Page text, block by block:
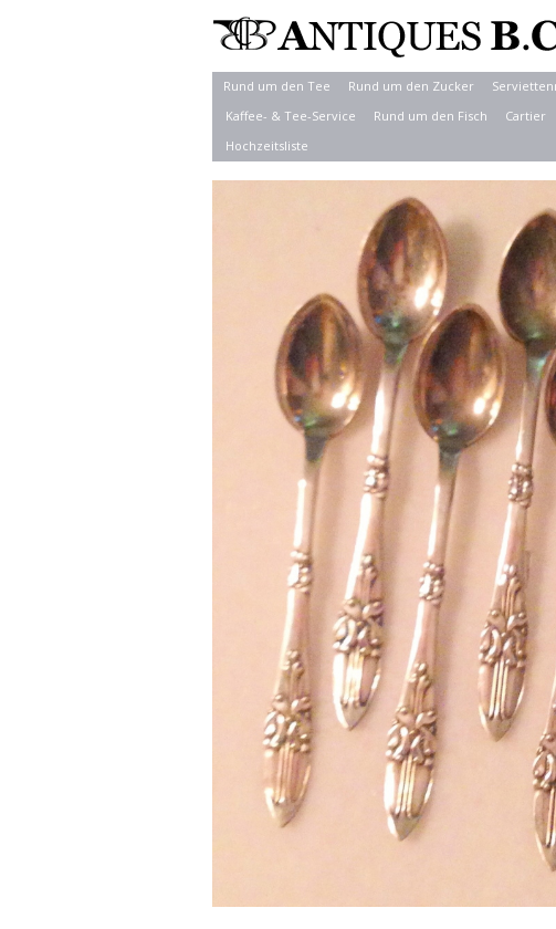
Rund um den Tee Rund um den Zucker
Kaffee- & Tee-Service
Rund um den Fisch Cartier
Hochzeitsliste